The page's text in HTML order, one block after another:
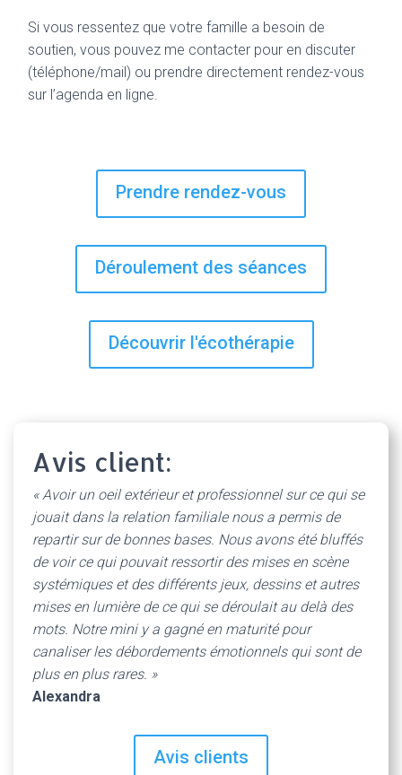
Si vous ressentez que votre famille a besoin de
soutien, vous pouvez me contacter pour en discuter
(téléphone/mail) ou prendre directement rendez-vous
sur l’agenda en ligne.
Prendre rendez-vous
Déroulement des séances
Découvrir l'écothérapie
Avis client:
« Avoir un oeil extérieur et professionnel sur ce qui se
jouait dans la relation familiale nous a permis de
repartir sur de bonnes bases. Nous avons été bluffés
de voir ce qui pouvait ressortir des mises en scène
systémiques et des différents jeux, dessins et autres
mises en lumière de ce qui se déroulait au delà des
mots. Notre mini y a gagné en maturité pour
canaliser les débordements émotionnels qui sont de
plus en plus rares. »
Alexandra
Avis clients